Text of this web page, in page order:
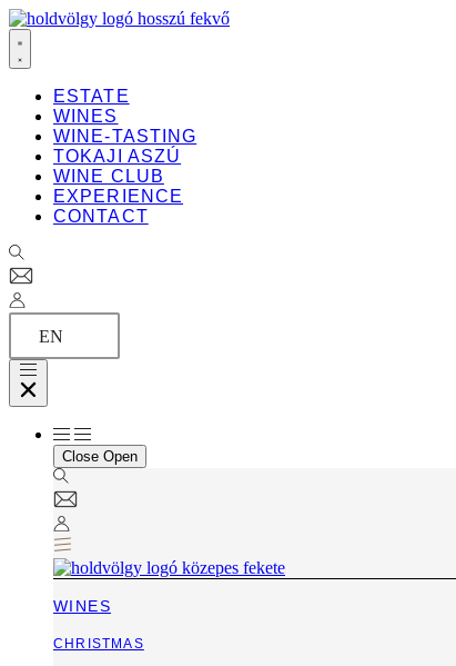
Ugrás
a
tartalomhoz
ESTATE
WINES
WINE-TASTING
TOKAJI ASZÚ
WINE CLUB
EXPERIENCE
CONTACT
EN
Close Open
WINES
CHRISTMAS